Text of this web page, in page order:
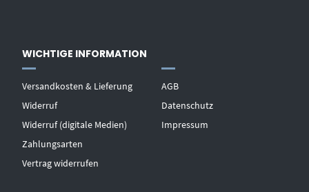
WICHTIGE INFORMATION
Versandkosten & Lieferung
Widerruf
Widerruf (digitale Medien)
Zahlungsarten
Vertrag widerrufen
AGB
Datenschutz
Impressum